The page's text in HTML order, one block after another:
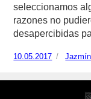
seleccionamos
razones no
desapercibidas
Publicado
10.05.2017
https://